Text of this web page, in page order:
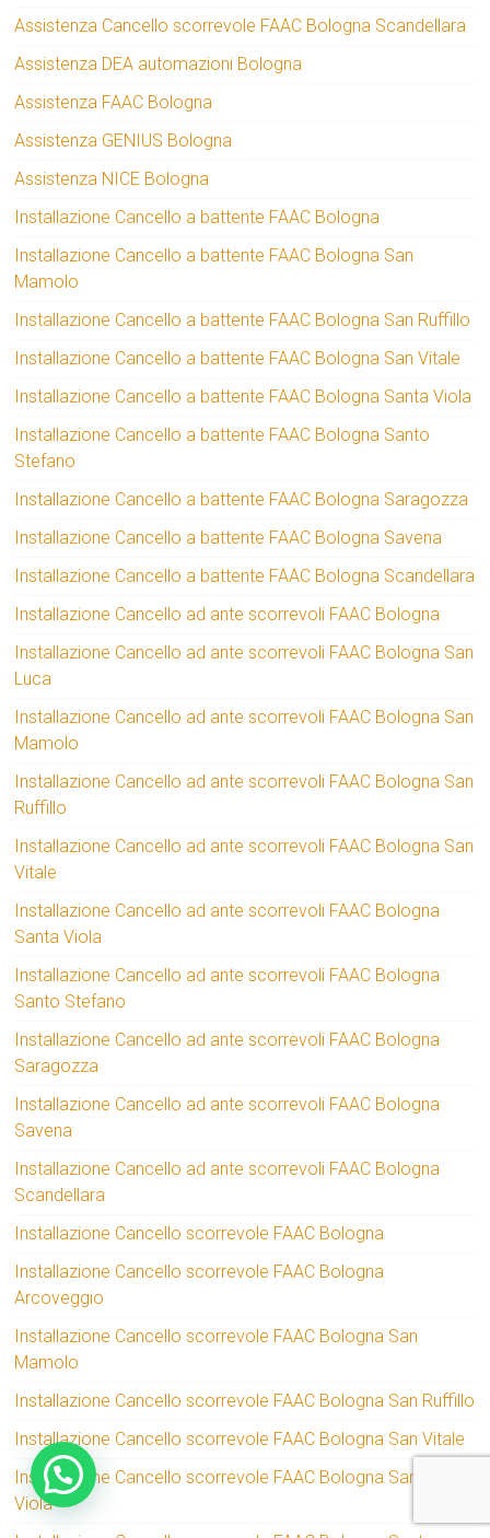
Assistenza Cancello scorrevole FAAC Bologna Scandellara
Assistenza DEA automazioni Bologna
Assistenza FAAC Bologna
Assistenza GENIUS Bologna
Assistenza NICE Bologna
Installazione Cancello a battente FAAC Bologna
Installazione Cancello a battente FAAC Bologna San
Mamolo
Installazione Cancello a battente FAAC Bologna San Ruffillo
Installazione Cancello a battente FAAC Bologna San Vitale
Installazione Cancello a battente FAAC Bologna Santa Viola
Installazione Cancello a battente FAAC Bologna Santo
Stefano
Installazione Cancello a battente FAAC Bologna Saragozza
Installazione Cancello a battente FAAC Bologna Savena
Installazione Cancello a battente FAAC Bologna Scandellara
Installazione Cancello ad ante scorrevoli FAAC Bologna
Installazione Cancello ad ante scorrevoli FAAC Bologna San
Luca
Installazione Cancello ad ante scorrevoli FAAC Bologna San
Mamolo
Installazione Cancello ad ante scorrevoli FAAC Bologna San
Ruffillo
Installazione Cancello ad ante scorrevoli FAAC Bologna San
Vitale
Installazione Cancello ad ante scorrevoli FAAC Bologna
Santa Viola
Installazione Cancello ad ante scorrevoli FAAC Bologna
Santo Stefano
Installazione Cancello ad ante scorrevoli FAAC Bologna
Saragozza
Installazione Cancello ad ante scorrevoli FAAC Bologna
Savena
Installazione Cancello ad ante scorrevoli FAAC Bologna
Scandellara
Installazione Cancello scorrevole FAAC Bologna
Installazione Cancello scorrevole FAAC Bologna
Arcoveggio
Installazione Cancello scorrevole FAAC Bologna San
Mamolo
Installazione Cancello scorrevole FAAC Bologna San Ruffillo
Installazione Cancello scorrevole FAAC Bologna San Vitale
Installazione Cancello scorrevole FAAC Bologna Santa
Viola